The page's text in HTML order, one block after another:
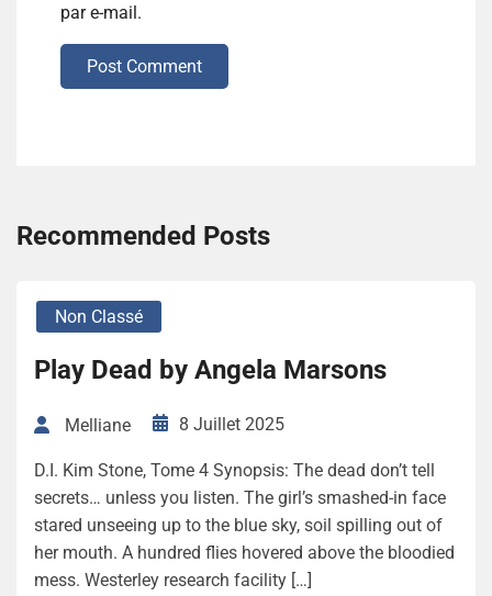
par e-mail.
Post Comment
Recommended Posts
Non Classé
Play Dead by Angela Marsons
Melliane 8 Juillet 2025
D.I. Kim Stone, Tome 4 Synopsis: The dead don’t tell
secrets… unless you listen. The girl’s smashed-in face
stared unseeing up to the blue sky, soil spilling out of
her mouth. A hundred flies hovered above the bloodied
mess. Westerley research facility […]